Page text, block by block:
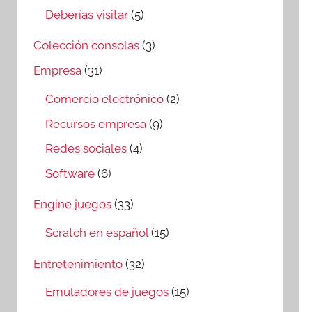
Deberías visitar (5)
Colección consolas (3)
Empresa (31)
Comercio electrónico (2)
Recursos empresa (9)
Redes sociales (4)
Software (6)
Engine juegos (33)
Scratch en español(15)
Entretenimiento (32)
Emuladores de juegos (15)